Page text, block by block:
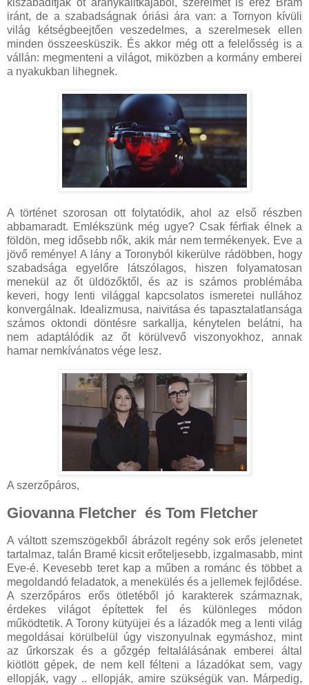
kiszabadítják őt aranykalitkájából, szerelmet is érez Bram
iránt, de a szabadságnak óriási ára van: a Tornyon kívüli
világ kétségbeejtően veszedelmes, a szerelmesek ellen
minden összeesküszik. És akkor még ott a felelősség is a
vállán: megmenteni a világot, miközben a kormány emberei
a nyakukban lihegnek.
A történet szorosan ott folytatódik, ahol az első részben
abbamaradt. Emlékszünk még ugye? Csak férfiak élnek a
földön, meg idősebb nők, akik már nem termékenyek. Eve a
jövő reménye! A lány a Toronyból kikerülve rádöbben, hogy
szabadsága egyelőre látszólagos, hiszen folyamatosan
menekül az őt üldözőktől, és az is számos problémába
keveri, hogy lenti világgal kapcsolatos ismeretei nullához
konvergálnak. Idealizmusa, naivitása és tapasztalatlansága
számos oktondi döntésre sarkallja, kénytelen belátni, ha
nem adaptálódik az őt körülvevő viszonyokhoz, annak
hamar nemkívánatos vége lesz.
A szerzőpáros,
Giovanna Fletcher és Tom Fletcher
A váltott szemszögekből ábrázolt regény sok erős jelenetet
tartalmaz, talán Bramé kicsit erőteljesebb, izgalmasabb, mint
Eve-é. Kevesebb teret kap a műben a románc és többet a
megoldandó feladatok, a menekülés és a jellemek fejlődése.
A szerzőpáros erős ötletéből jó karakterek származnak,
érdekes világot építettek fel és különleges módon
működtetik. A Torony kütyüjei és a lázadók meg a lenti világ
megoldásai körülbelül úgy viszonyulnak egymáshoz, mint
az űrkorszak és a gőzgép feltalálásának emberei által
kiötlött gépek, de nem kell félteni a lázadókat sem, vagy
ellopják, vagy .. ellopják, amire szükségük van. Márpedig,